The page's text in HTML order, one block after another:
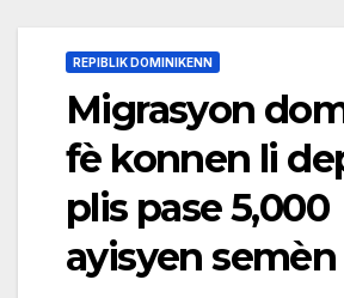
REPIBLIK DOMINIKENN
Migrasyon
fè konnen li
plis pase 5,000
ayisyen semèn